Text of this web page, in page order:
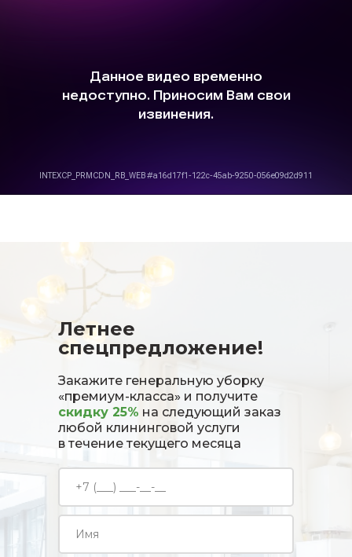
Летнее
спецпредложение!
Закажите генеральную уборку
«премиум-класса» и получите
скидку 25% на следующий заказ
любой клининговой услуги
в течение текущего месяца